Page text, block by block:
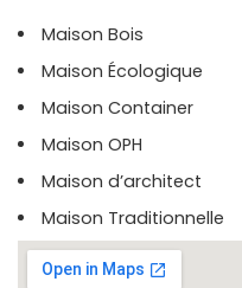
Maison Bois
Maison Écologique
Maison Container
Maison OPH
Maison d’architect
Maison Traditionnelle